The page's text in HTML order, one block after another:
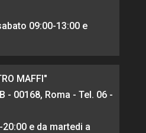
09:00-13:00 e
MAFFI"
- 00168, Roma - Tel. 06 -
e da martedi a